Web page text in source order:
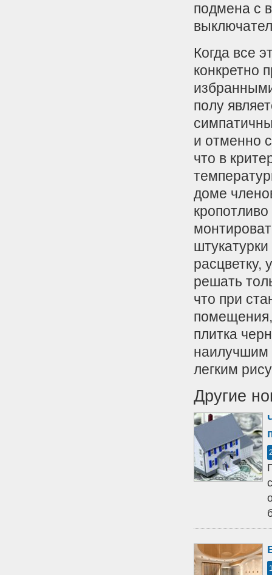
подмена с
Когда все
конкретно
полу
и отменно
что в
доме
расцветку,
решать
что при
плитка
наилучшим
легким
Другие